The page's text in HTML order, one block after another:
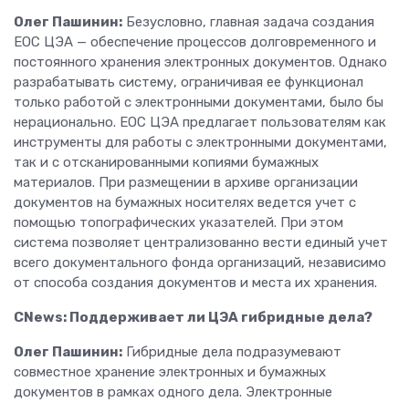
Олег Пашинин: Безусловно, главная задача создания
ЕОС ЦЭА — обеспечение процессов долговременного и
постоянного хранения электронных документов. Однако
разрабатывать систему, ограничивая ее функционал
только работой с электронными документами, было бы
нерационально. ЕОС ЦЭА предлагает пользователям как
инструменты для работы с электронными документами,
так и с отсканированными копиями бумажных
материалов. При размещении в архиве организации
документов на бумажных носителях ведется учет с
помощью топографических указателей. При этом
система позволяет централизованно вести единый учет
всего документального фонда организаций, независимо
от способа создания документов и места их хранения.
CNews: Поддерживает ли ЦЭА гибридные дела?
Олег Пашинин: Гибридные дела подразумевают
совместное хранение электронных и бумажных
документов в рамках одного дела. Электронные